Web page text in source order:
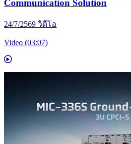
Communication Solution
24/7/2569 วิดีโอ
Video (03:07)